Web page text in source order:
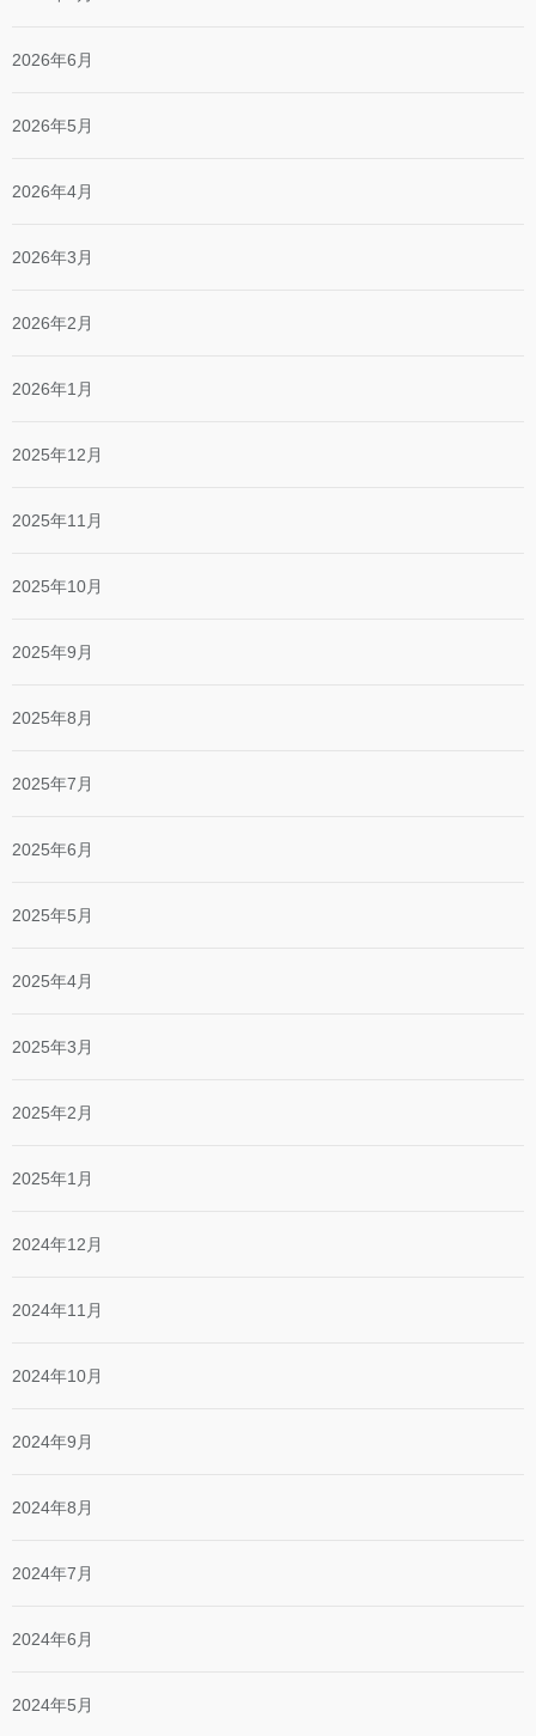
2026年6月
2026年5月
2026年4月
2026年3月
2026年2月
2026年1月
2025年12月
2025年11月
2025年10月
2025年9月
2025年8月
2025年7月
2025年6月
2025年5月
2025年4月
2025年3月
2025年2月
2025年1月
2024年12月
2024年11月
2024年10月
2024年9月
2024年8月
2024年7月
2024年6月
2024年5月